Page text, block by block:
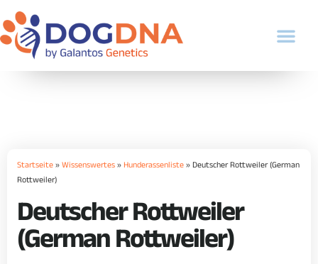
Startseite»Wissenswertes» Hunderassenliste» Deutscher Rottweiler (German
Rottweiler)
Deutscher Rottweiler
(German Rottweiler)